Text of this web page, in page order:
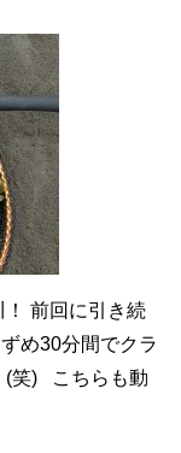
前回に引き続
め30分間でクラ
(笑) こちらも動